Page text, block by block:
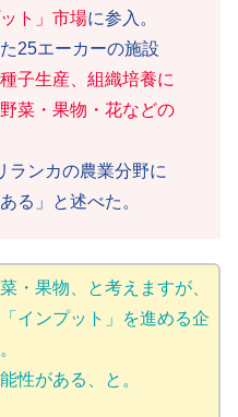
ト」市場に参入。
25エーカーの施設
子生産、組織培養に
菜・果物・花などの
ランカの農業分野に
る」と述べた。
・果物、と考えますが、
インプット」を進める企
性がある、と。